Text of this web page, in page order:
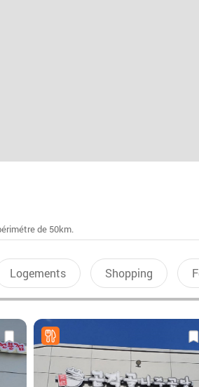
de 50km.
Logements Shopping